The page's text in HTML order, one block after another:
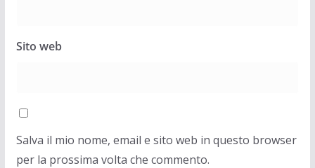
Sito web
Salva il mio nome, email e sito web in questo browser
per la prossima volta che commento.